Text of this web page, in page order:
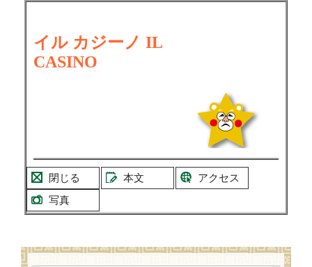
イル カジーノ IL
CASINO
閉じる 本文
アクセス
写真